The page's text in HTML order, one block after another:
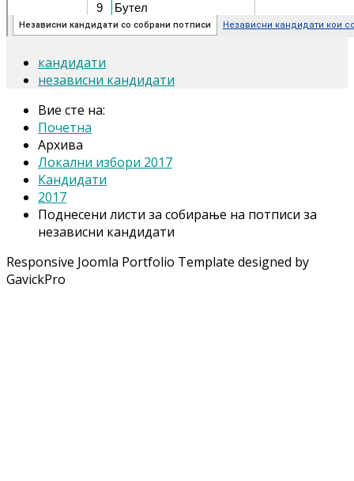
кандидати
независни кандидати
Вие сте на:
Почетна
Архива
Локални избори 2017
Кандидати
2017
Поднесени листи за собирање на потписи за
независни кандидати
Responsive Joomla Portfolio Template designed by
GavickPro